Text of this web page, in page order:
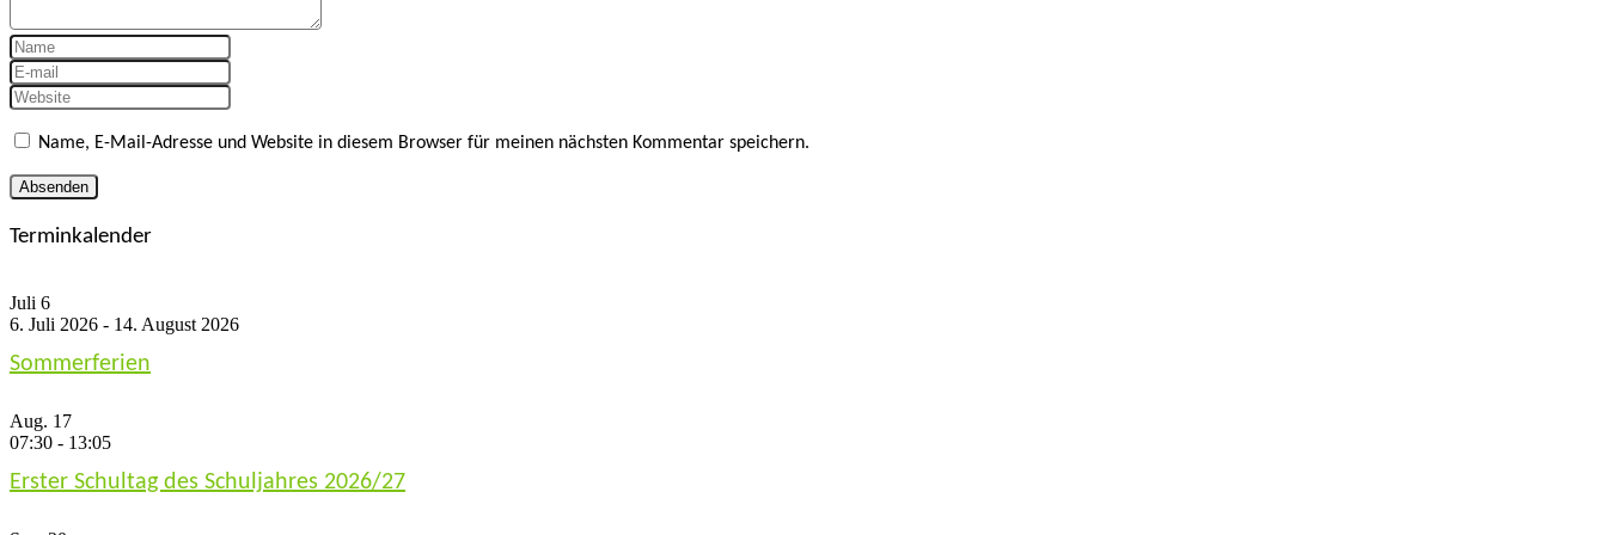
Name, E-Mail-Adresse und Website in diesem Browser für meinen nächsten Kommentar speichern.
Terminkalender
Juli 6
6. Juli 2026 - 14. August 2026
Sommerferien
Aug. 17
07:30 - 13:05
Erster Schultag des Schuljahres 2026/27